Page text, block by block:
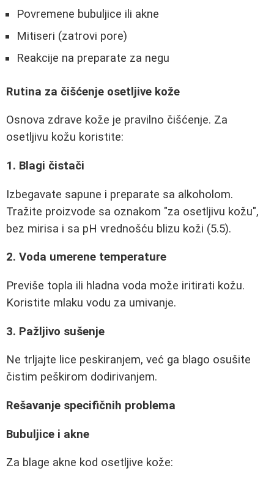
Povremene bubuljice ili akne
Mitiseri (zatrovi pore)
Reakcije na preparate za negu
Rutina za čišćenje osetljive kože
Osnova zdrave kože je pravilno čišćenje. Za
osetljivu kožu koristite:
1. Blagi čistači
Izbegavate sapune i preparate sa alkoholom.
Tražite proizvode sa oznakom "za osetljivu kožu",
bez mirisa i sa pH vrednošću blizu koži (5.5).
2. Voda umerene temperature
Previše topla ili hladna voda može iritirati kožu.
Koristite mlaku vodu za umivanje.
3. Pažljivo sušenje
Ne trljajte lice peskiranjem, već ga blago osušite
čistim peškirom dodirivanjem.
Rešavanje specifičnih problema
Bubuljice i akne
Za blage akne kod osetljive kože: